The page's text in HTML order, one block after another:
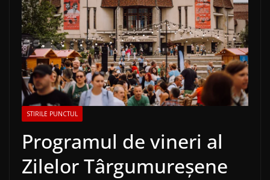
STIRILE PUNCTUL
Programul de vineri al
Zilelor Târgumureșene